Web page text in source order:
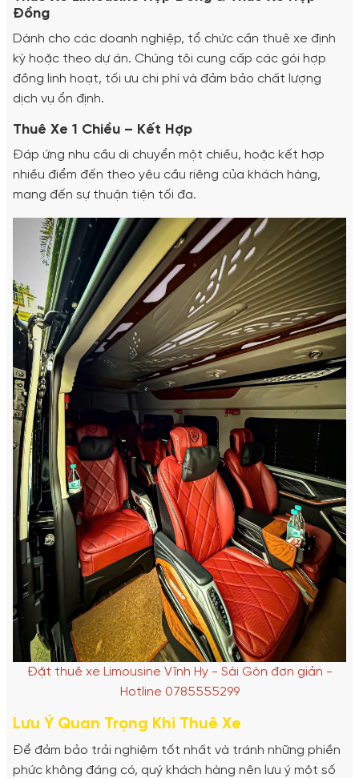
Đồng
Dành cho các doanh nghiệp, tổ chức cần thuê xe định
kỳ hoặc theo dự án. Chúng tôi cung cấp các gói hợp
đồng linh hoạt, tối ưu chi phí và đảm bảo chất lượng
dịch vụ ổn định.
Thuê Xe 1 Chiều – Kết Hợp
Đáp ứng nhu cầu di chuyển một chiều, hoặc kết hợp
nhiều điểm đến theo yêu cầu riêng của khách hàng,
mang đến sự thuận tiện tối đa.
Đặt thuê xe Limousine Vĩnh Hy - Sài Gòn đơn giản -
Hotline 0785555299
Lưu Ý Quan Trọng Khi Thuê Xe
Để đảm bảo trải nghiệm tốt nhất và tránh những phiền
phức không đáng có, quý khách hàng nên lưu ý một số